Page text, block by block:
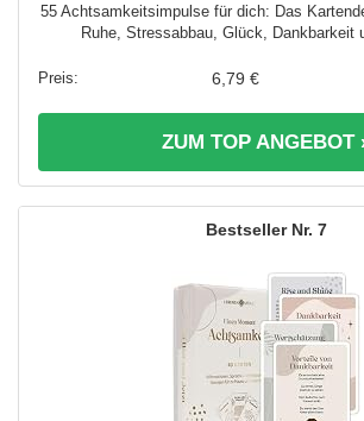
55 Achtsamkeitsimpulse für dich: Das
Ruhe, Stressabbau, Glück, Dankbarkeit
6,79 €
ZUM TOP ANGEBOT
7